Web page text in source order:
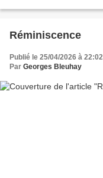
Réminiscence
Publié le 25/04/2026 à 22:02
Par Georges Bleuhay